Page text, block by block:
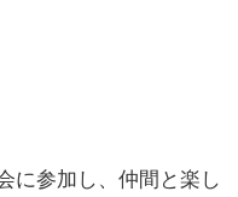
に参加し、仲間と楽し